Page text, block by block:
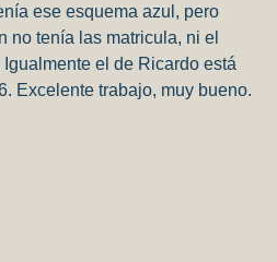
ese esquema azul, pero
no tenía las matricula, ni el
el de Ricardo está
Excelente trabajo, muy bueno.